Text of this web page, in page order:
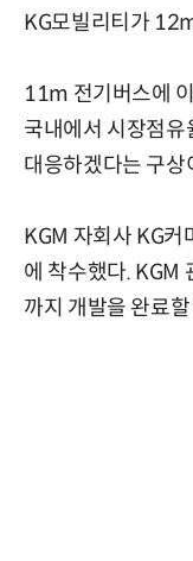
KG모빌리티가
11m 전기버스에
국내에서 시장점유
대응하겠다는 구상
KGM 자회사 KG
에 착수했다. KGM
까지 개발을 완료